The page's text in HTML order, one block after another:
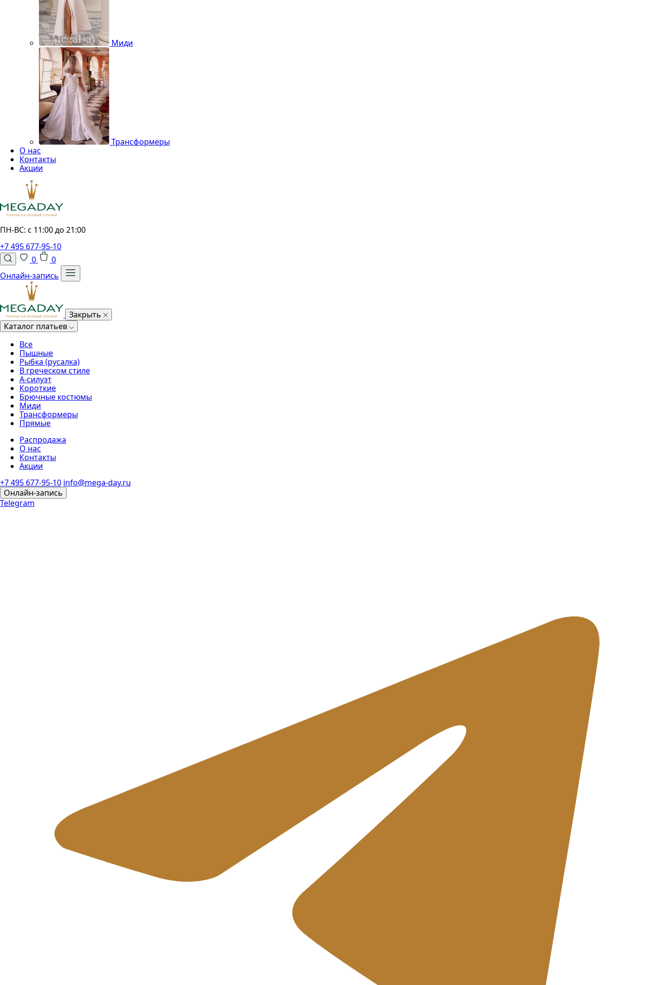
Миди
Трансформеры
О нас
Контакты
Акции
ПН-ВС: с 11:00 до 21:00
+7 495 677-95-10
0
0
Онлайн-запись
Закрыть
Каталог платьев
Все
Пышные
Рыбка (русалка)
В греческом стиле
А-силуэт
Короткие
Брючные костюмы
Миди
Трансформеры
Прямые
Распродажа
О нас
Контакты
Акции
+7 495 677-95-10 info@mega-day.ru
Онлайн-запись
Telegram